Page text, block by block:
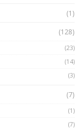
Trò đùa tỷ đô
(1)
(128)
(23)
(14)
(3)
(7)
(1)
(7)